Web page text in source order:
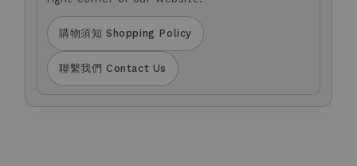
購物須知 Shopping Policy
聯繫我們 Contact Us